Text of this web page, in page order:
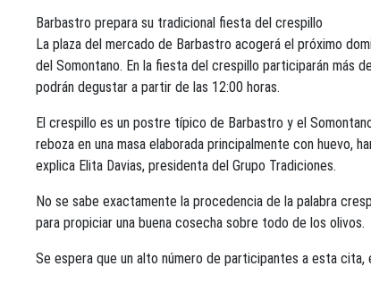
Barbastro prepara su tradicional fiesta del crespillo
La plaza del mercado de Barbastro acogerá el próximo
del Somontano. En la fiesta del crespillo participarán más
podrán degustar a partir de las 12:00 horas.
El crespillo es un postre típico de Barbastro y el
reboza en una masa elaborada principalmente con huevo,
explica Elita Davias, presidenta del Grupo Tradiciones.
No se sabe exactamente la procedencia de la palabra
para propiciar una buena cosecha sobre todo de los olivos.
Se espera que un alto número de participantes a esta